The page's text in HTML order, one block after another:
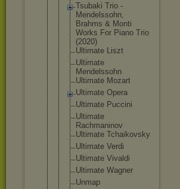
Tsubaki Trio -
Mendelssohn,
Brahms & Monti
Works For Piano Trio
(2020)
Ultimate Liszt
Ultimate
Mendelssohn
Ultimate Mozart
Ultimate Opera
Ultimate Puccini
Ultimate
Rachmaninov
Ultimate Tchaikovsky
Ultimate Verdi
Ultimate Vivaldi
Ultimate Wagner
Unmap